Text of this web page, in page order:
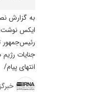
ایکس نوشت:
رئیس‌جمهور
جنایات
انتهای پیام/